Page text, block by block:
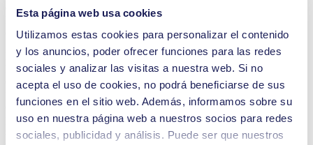
Esta página web usa cookies
Utilizamos estas cookies para personalizar el contenido
y los anuncios, poder ofrecer funciones para las redes
sociales y analizar las visitas a nuestra web. Si no
acepta el uso de cookies, no podrá beneficiarse de sus
funciones en el sitio web. Además, informamos sobre su
uso en nuestra página web a nuestros socios para redes
sociales, publicidad y análisis. Puede ser que nuestros
estar cada vez más lejana. Por eso, mientras tanto, las bombas de
KNF instaladas en Qatar están ayudando a mantener la calidad del
combustible que se utiliza hoy para el transporte en todo el mundo.
Pearl GTL, 90 kilómetros al norte de Doha, es la mayor planta de
licuado de gas natural del planeta. Esta moderna instalación es una
empresa conjunta entre Shell y Qatar Petroleum que lleva desde
finales de 2011 produciendo diésel y combustibles para aviación de
combustión más limpia, aceites para lubricantes avanzados y otros
productos clave. Su rendimiento es tan grande que genera diésel
suficiente para llenar el depósito de más de 160.000 coches al día, y